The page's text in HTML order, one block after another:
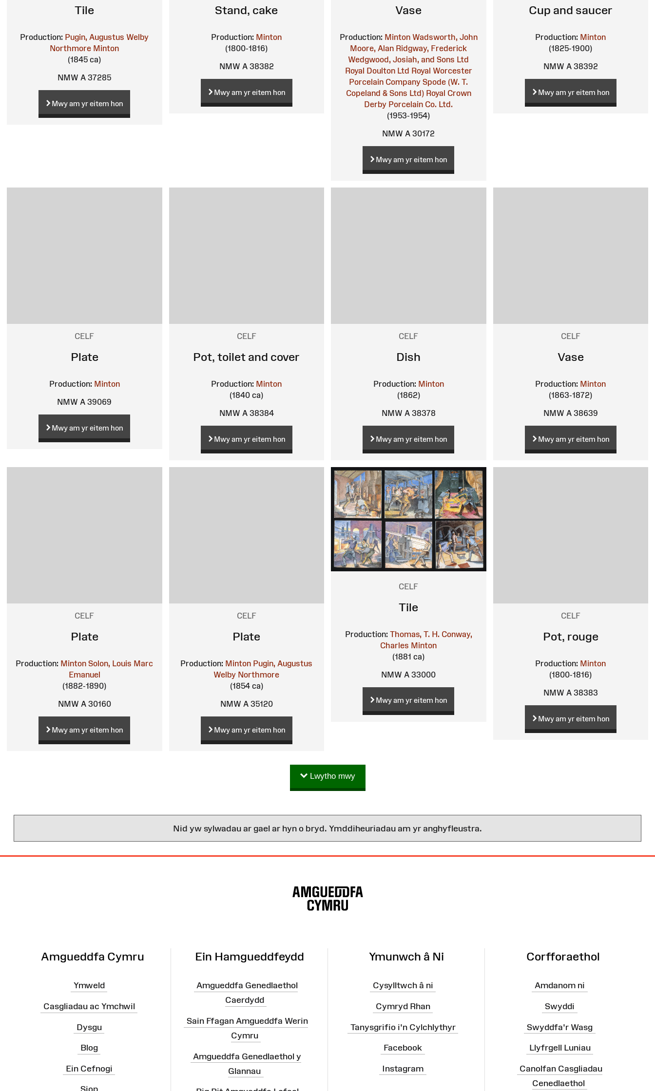
Tile
Production: Pugin, Augustus Welby
Northmore Minton
(1845 ca)
NMW A 37285
Mwy am yr eitem hon
Stand, cake
Production: Minton
(1800-1816)
NMW A 38382
Mwy am yr eitem hon
Vase
Production: Minton Wadsworth, John
Moore, Alan Ridgway, Frederick
Wedgwood, Josiah, and Sons Ltd
Royal Doulton Ltd Royal Worcester
Porcelain Company Spode (W. T.
Copeland & Sons Ltd) Royal Crown
Derby Porcelain Co. Ltd.
(1953-1954)
NMW A 30172
Mwy am yr eitem hon
Cup and saucer
Production: Minton
(1825-1900)
NMW A 38392
Mwy am yr eitem hon
CELF
Plate
Production: Minton
NMW A 39069
Mwy am yr eitem hon
CELF
Pot, toilet and cover
Production: Minton
(1840 ca)
NMW A 38384
Mwy am yr eitem hon
CELF
Dish
Production: Minton
(1862)
NMW A 38378
Mwy am yr eitem hon
CELF
Vase
Production: Minton
(1863-1872)
NMW A 38639
Mwy am yr eitem hon
CELF
Plate
Production: Minton Solon, Louis Marc
Emanuel
(1882-1890)
NMW A 30160
Mwy am yr eitem hon
CELF
Plate
Production: Minton Pugin, Augustus
Welby Northmore
(1854 ca)
NMW A 35120
Mwy am yr eitem hon
CELF
Tile
Production: Thomas, T. H. Conway,
Charles Minton
(1881 ca)
NMW A 33000
Mwy am yr eitem hon
CELF
Pot, rouge
Production: Minton
(1800-1816)
NMW A 38383
Mwy am yr eitem hon
Lwytho mwy
Nid yw sylwadau ar gael ar hyn o bryd. Ymddiheuriadau am yr anghyfleustra.
Amgueddfa Cymru
Ymweld
Casgliadau ac Ymchwil
Dysgu
Blog
Ein Cefnogi
Ein Hamgueddfeydd
Amgueddfa Genedlaethol
Caerdydd
Sain Ffagan Amgueddfa Werin
Cymru
Amgueddfa Genedlaethol y
Glannau
Ymunwch â Ni
Cysylltwch â ni
Cymryd Rhan
Tanysgrifio i'n Cylchlythyr
Facebook
Instagram
Corfforaethol
Amdanom ni
Swyddi
Swyddfa'r Wasg
Llyfrgell Luniau
Canolfan Casgliadau
Cenedlaethol